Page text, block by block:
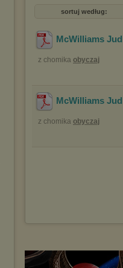
sortuj według:
McWilliams
z chomika obyczaj
McWilliams
z chomika obyczaj